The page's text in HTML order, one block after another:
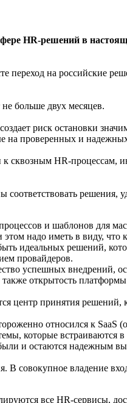
HR-решений в
переход на российские
больше двух месяцев.
риск остановки
на проверенных и
к сквозным HR-
соответствовать решения,
и шаблонов для
надо иметь в виду,
идеальных решений,
провайдеров.
успешных внедрений,
открытость платформы
центр принятия
относился к SaaS
которые встраиваются
и остаются надежным
В совокупное владение
все HR-сервисы,